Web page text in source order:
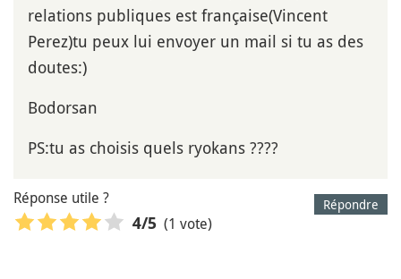
relations publiques est française(Vincent
Perez)tu peux lui envoyer un mail si tu as des
doutes:)
Bodorsan
PS:tu as choisis quels ryokans ????
Répondre
Réponse utile ?
4/5 (1 vote)